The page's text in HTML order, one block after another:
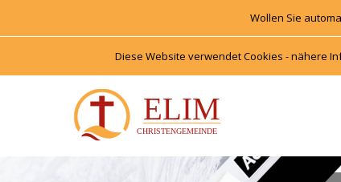
Wollen Sie
Diese Website verwendet Cookies - nähere